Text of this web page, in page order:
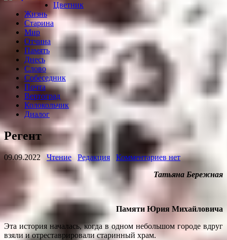
Цветник
Жизнь
Старина
Мир
Отчина
Память
Днесь
Слово
Собеседник
Почта
Вертоград
Колокольчик
Диалог
Регент
09.09.2022 Чтение Редакция
Комментариев нет
Татьяна Бережная
Памяти Юрия Михайловича
Эта история началась, когда в одном небольшом городе вдруг
взяли и отреставрировали старинный храм.